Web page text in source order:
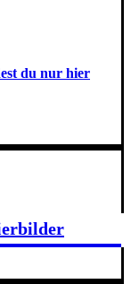
du nur hier